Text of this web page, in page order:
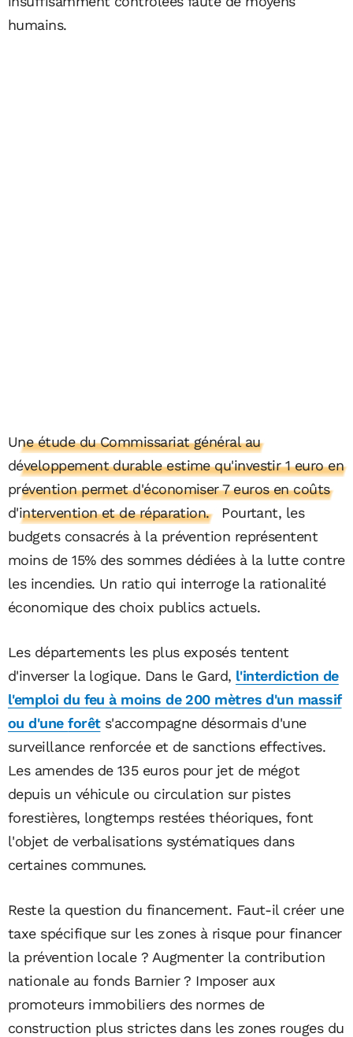
humains.
Une étude du Commissariat général au
développement durable estime qu'investir 1 euro en
prévention permet d'économiser 7 euros en coûts
d'intervention et de réparation.
Pourtant, les
budgets consacrés à la prévention représentent
moins de 15% des sommes dédiées à la lutte contre
les incendies. Un ratio qui interroge la rationalité
économique des choix publics actuels.
Les départements les plus exposés tentent
d'inverser la logique. Dans le Gard, l'interdiction de
l'emploi du feu à moins de 200 mètres d'un massif
ou d'uneforêts'accompagne désormais d'une
surveillance renforcée et de sanctions effectives.
Les amendes de 135 euros pour jet de mégot
depuis un véhicule ou circulation sur pistes
forestières, longtemps restées théoriques, font
l'objet de verbalisations systématiques dans
certaines communes.
Reste la question du financement. Faut-il créer une
taxe spécifique sur les zones à risque pour financer
la prévention locale ? Augmenter la contribution
nationale au fonds Barnier ? Imposer aux
promoteurs immobiliers des normes de
construction plus strictes dans les zones rouges du